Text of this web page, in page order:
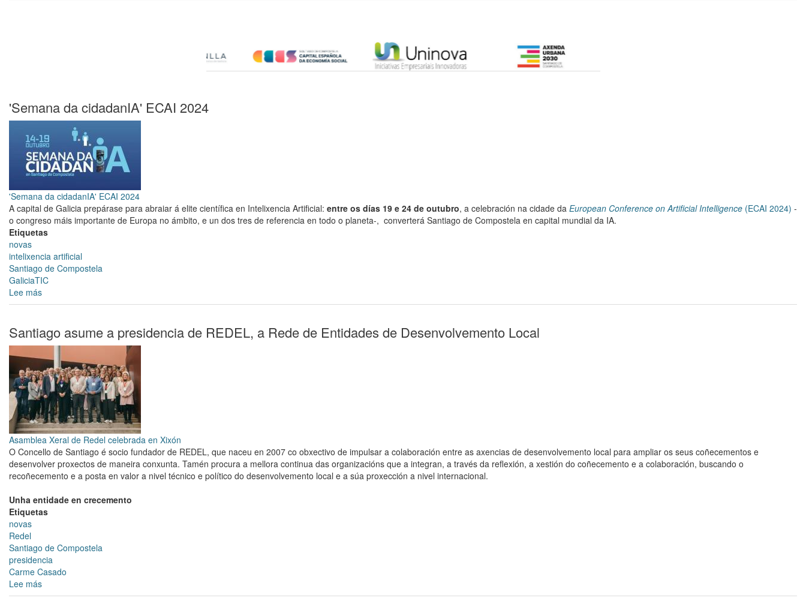
'Semana da cidadanIA' ECAI 2024
'Semana da cidadanIA' ECAI 2024
A capital de Galicia prepárase para abraiar á elite científica en Intelixencia Artificial: entre os días 19 e 24 de outubro, a celebración na cidade da European Conference on Artificial Intelligence (ECAI 2024) -
o congreso máis importante de Europa no ámbito, e un dos tres de referencia en todo o planeta-, converterá Santiago de Compostela en capital mundial da IA.
Etiquetas
novas
intelixencia artificial
Santiago de Compostela
GaliciaTIC
Lee más
'Semana
cidadanIA'
ECAI
Santiago asume a presidencia de REDEL, a Rede de Entidades de Desenvolvemento Local
Asamblea Xeral de Redel celebrada en Xixón
O Concello de Santiago é socio fundador de REDEL, que naceu en 2007 co obxectivo de impulsar a colaboración entre as axencias de desenvolvemento local para ampliar os seus coñecementos e
desenvolver proxectos de maneira conxunta. Tamén procura a mellora continua das organizacións que a integran, a través da reflexión, a xestión do coñecemento e a colaboración, buscando o
recoñecemento e a posta en valor a nivel técnico e político do desenvolvemento local e a súa proxección a nivel internacional.
Unha entidade en crecemento
Etiquetas
novas
Redel
Santiago de Compostela
presidencia
Carme Casado
Lee más
Santiago